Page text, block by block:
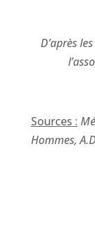
D’après
Sources :
Hommes,